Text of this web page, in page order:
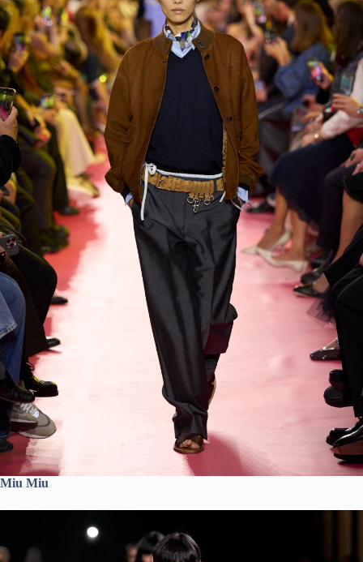
Miu Miu